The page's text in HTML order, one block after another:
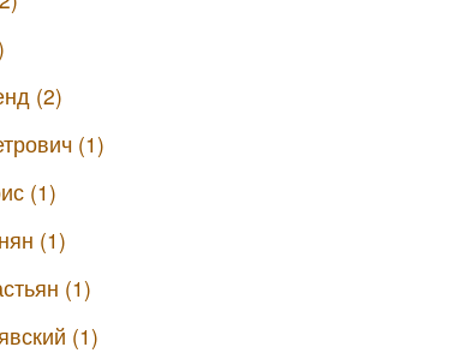
(2)
(1)
(1)
(1)
(1)
(1)